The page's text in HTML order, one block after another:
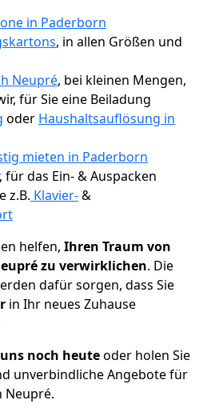
in Paderborn
, in allen Größen und
Neupré, bei kleinen Mengen,
für Sie eine Beiladung
oder Haushaltsauflösung in
mieten in Paderborn
, für das Ein- & Auspacken
z.B. Klavier-&
helfen, Ihren Traum von
zu verwirklichen. Die
dafür sorgen, dass Sie
in Ihr neues Zuhause
noch heuteoder holen Sie
unverbindliche Angebote für
Neupré.